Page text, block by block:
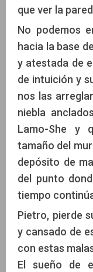
que ver la
No podemos
hacia la base
y atestada de
de intuición y
nos las
niebla
Lamo-She y
tamaño del
depósito de
del punto
tiempo
Pietro, pierde
y cansado de
con estas
El sueño de